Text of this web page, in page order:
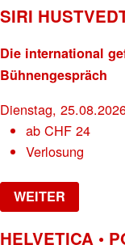
SIRI
Die international
Bühnengespräch
Dienstag,
abCHF 24
Verlosung
WEITER
HELVETICA •